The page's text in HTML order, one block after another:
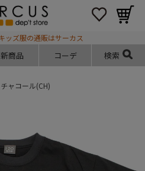
ッズ服の通販はサーカス
新商品 コーデ 検索
ャコール(CH)